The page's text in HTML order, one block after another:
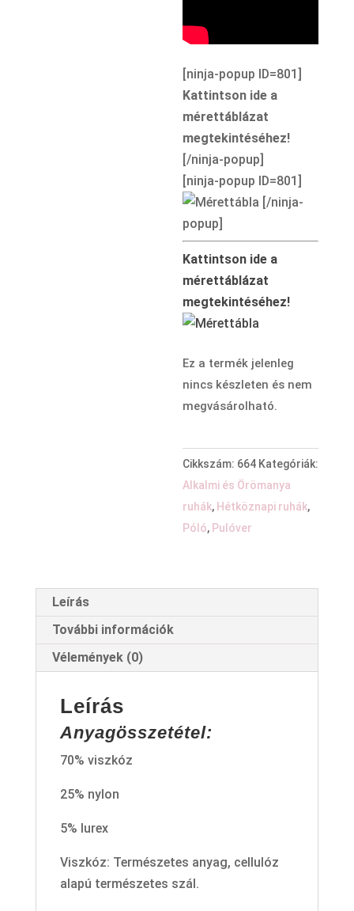
[ninja-popup ID=801]
Kattintson ide a
mérettáblázat
megtekintéséhez!
[/ninja-popup]
[ninja-popup ID=801]
[/ninja-
popup]
Kattintson ide a
mérettáblázat
megtekintéséhez!
Ez a termék jelenleg
nincs készleten és nem
megvásárolható.
Cikkszám: 664 Kategóriák:
Alkalmi és Örömanya
ruhák, Hétköznapi ruhák,
Póló, Pulóver
Leírás
További információk
Vélemények (0)
Leírás
Anyagösszetétel:
70% viszkóz
25% nylon
5% lurex
Viszkóz: Természetes anyag, cellulóz
alapú természetes szál.